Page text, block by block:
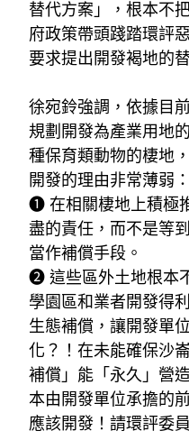
替代方案」，根本不
府政策帶頭踐踏環評
要求提出開發褐地的
徐宛鈴強調，依據目
規劃開發為產業用地
種保育類動物的棲地
開發的理由非常薄弱：
❶ 在相關棲地上積極
盡的責任，而不是等
當作補償手段。
❷ 這些區外土地根本
學園區和業者開發得
生態補償，讓開發單
化？！在未能確保沙
補償」能「永久」營
本由開發單位承擔的
應該開發！請環評委